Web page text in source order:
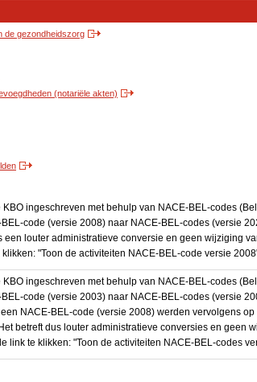
de gezondheidszorg
(notariële akten)
ingeschreven met behulp van NACE-BEL-codes
code (versie 2008) naar NACE-BEL-codes (versie
een louter administratieve conversie en geen wijziging
"Toon de activiteiten NACE-BEL-code versie
ingeschreven met behulp van NACE-BEL-codes
code (versie 2003) naar NACE-BEL-codes (versie
NACE-BEL-code (versie 2008) werden vervolgens
betreft dus louter administratieve conversies en geen
link te klikken: "Toon de activiteiten NACE-BEL-codes